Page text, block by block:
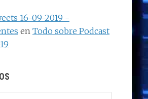
16-09-2019 -
en Todo sobre Podcast